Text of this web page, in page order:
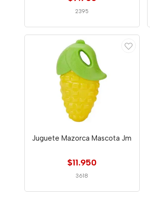
2395
Juguete Mazorca Mascota Jm
$11.950
3618